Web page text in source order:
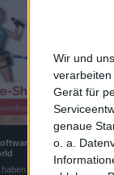
Wir und
Gerät für
genaue
o. a.
7:32
viele